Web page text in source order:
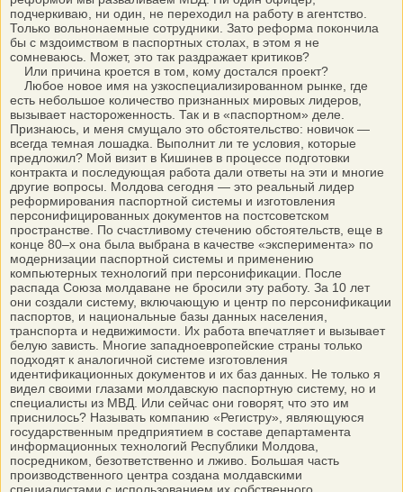
подчеркиваю, ни один, не переходил на работу в агентство.
Только вольнонаемные сотрудники. Зато реформа покончила
бы с мздоимством в паспортных столах, в этом я не
сомневаюсь. Может, это так раздражает критиков?
Или причина кроется в том, кому достался проект?
Любое новое имя на узкоспециализированном рынке, где
есть небольшое количество признанных мировых лидеров,
вызывает настороженность. Так и в «паспортном» деле.
Признаюсь, и меня смущало это обстоятельство: новичок —
всегда темная лошадка. Выполнит ли те условия, которые
предложил? Мой визит в Кишинев в процессе подготовки
контракта и последующая работа дали ответы на эти и многие
другие вопросы. Молдова сегодня — это реальный лидер
реформирования паспортной системы и изготовления
персонифицированных документов на постсоветском
пространстве. По счастливому стечению обстоятельств, еще в
конце 80–х она была выбрана в качестве «эксперимента» по
модернизации паспортной системы и применению
компьютерных технологий при персонификации. После
распада Союза молдаване не бросили эту работу. За 10 лет
они создали систему, включающую и центр по персонификации
паспортов, и национальные базы данных населения,
транспорта и недвижимости. Их работа впечатляет и вызывает
белую зависть. Многие западноевропейские страны только
подходят к аналогичной системе изготовления
идентификационных документов и их баз данных. Не только я
видел своими глазами молдавскую паспортную систему, но и
специалисты из МВД. Или сейчас они говорят, что это им
приснилось? Называть компанию «Регистру», являющуюся
государственным предприятием в составе департамента
информационных технологий Республики Молдова,
посредником, безответственно и лживо. Большая часть
производственного центра создана молдавскими